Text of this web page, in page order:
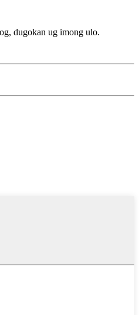
dugokan ug imong ulo.